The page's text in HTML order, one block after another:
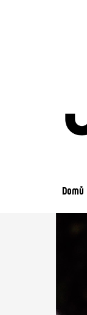
Domů